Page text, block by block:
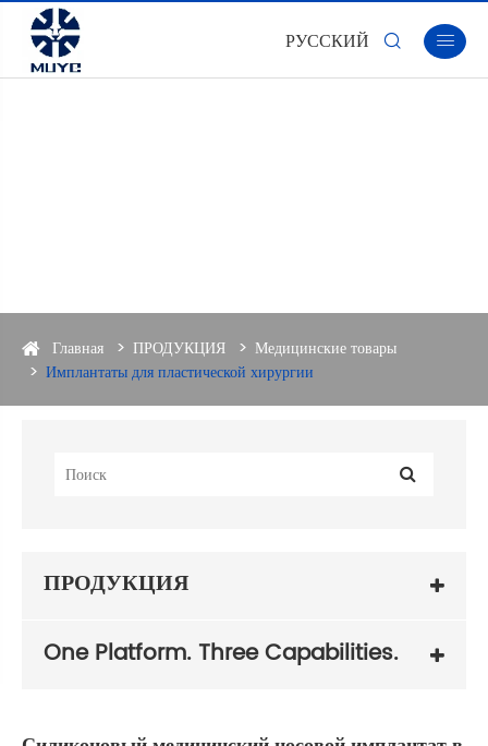
РУССКИЙ  
Главная ПРОДУКЦИЯ
Медицинские товары
Имплантаты для пластической хирургии
ПРОДУКЦИЯ
One Platform. Three Capabilities.